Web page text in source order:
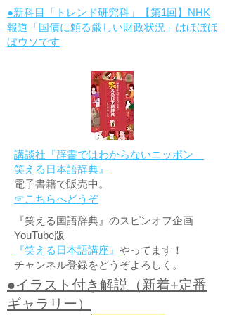
●新科目「トレンド研究科」【第1回】NHK
報道「国債に頼る厳しい財政状況」はほぼほ
ぼウソです
講談社『辞書ではわからないニッポン
笑える日本語辞典』
電子書籍で販売中。
☞こちらへどうぞ
『笑える国語辞典』のスピンオフ企画
YouTube版
『笑える日本語講座』 やってます！
チャンネル登録をどうぞよろしく。
●イラスト付き解説（新着+定番
ギャラリー）